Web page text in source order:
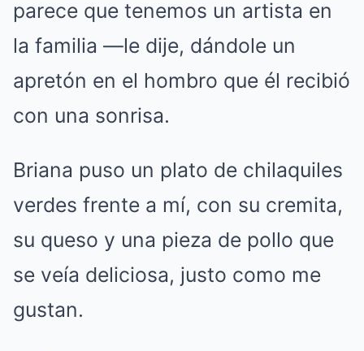
parece que tenemos un artista en
la familia —le dije, dándole un
apretón en el hombro que él recibió
con una sonrisa.
Briana puso un plato de chilaquiles
verdes frente a mí, con su cremita,
su queso y una pieza de pollo que
se veía deliciosa, justo como me
gustan.